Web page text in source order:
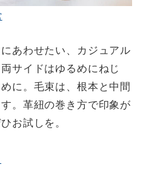
あわせたい、カジュアル
サイドはゆるめにねじ
に。毛束は、根本と中間
。革紐の巻き方で印象が
お試しを。